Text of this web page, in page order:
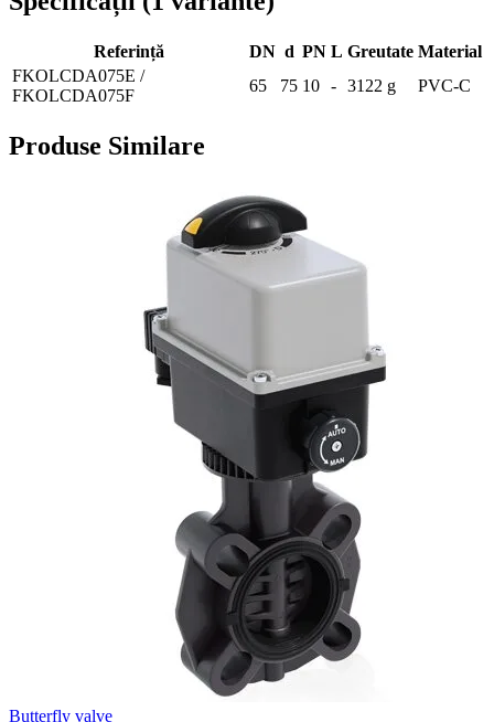
Referință DN d PN L Greutate Material
FKOLCDA075E /
FKOLCDA075F
65 75 10 - 3122 g PVC-C
Produse Similare
Butterfly valve